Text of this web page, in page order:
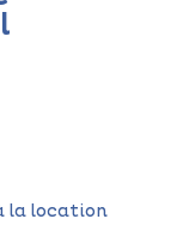
la location